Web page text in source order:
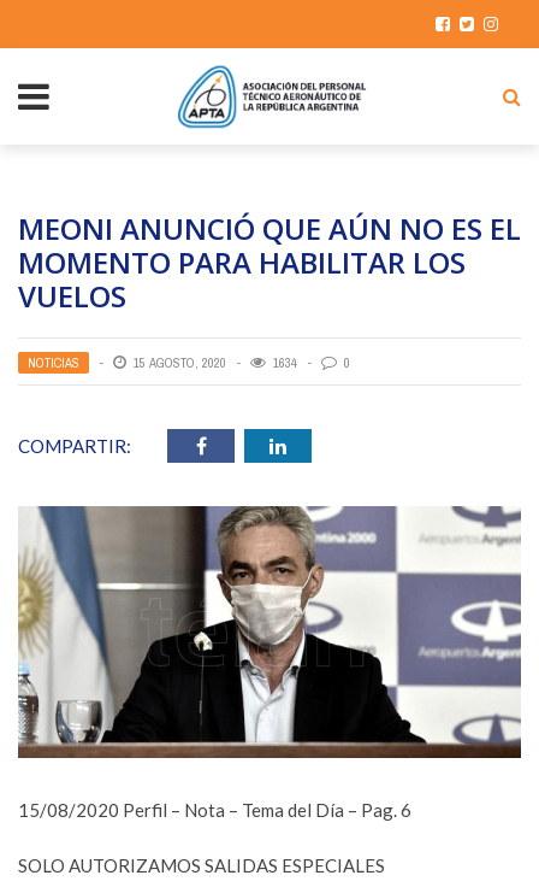
MEONI ANUNCIÓ QUE AÚN NO ES EL
MOMENTO PARA HABILITAR LOS
VUELOS
NOTICIAS 15 AGOSTO, 2020 1634 0
COMPARTIR:
15/08/2020 Perfil – Nota – Tema del Día – Pag. 6
SOLO AUTORIZAMOS SALIDAS ESPECIALES